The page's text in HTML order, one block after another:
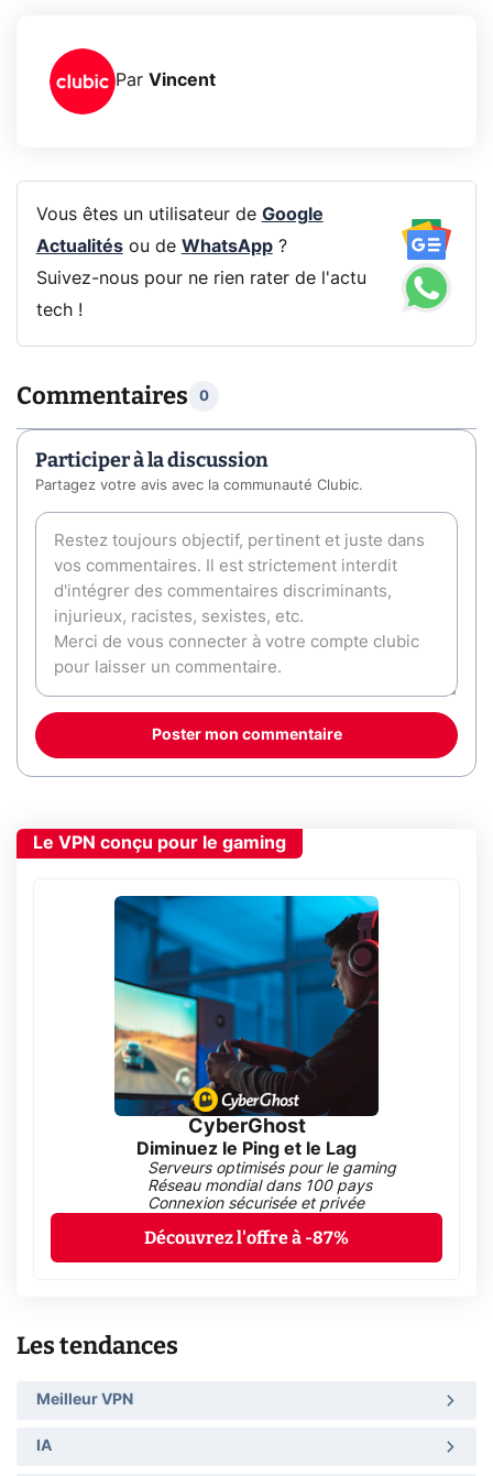
Par Vincent
Vous êtes un utilisateur de Google
Actualitésou de WhatsApp?
Suivez-nous pour ne rien rater de l'actu
tech !
Commentaires 0
Participer à la discussion
Partagez votre avis avec la communauté Clubic.
Poster mon commentaire
Le VPN conçu pour le gaming
CyberGhost
Diminuez le Ping et le Lag
Serveurs optimisés pour le gaming
Réseau mondial dans 100 pays
Connexion sécurisée et privée
Découvrez l'offre à -87%
Les tendances
Meilleur VPN
IA